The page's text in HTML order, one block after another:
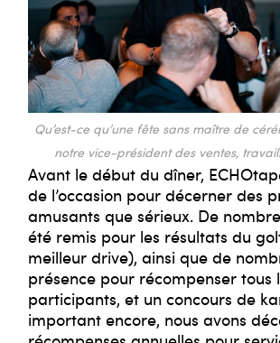
Qu’est-ce qu’une fête sans maître de
notre vice-président des ventes,
Avant le début du dîner,
de l’occasion pour décerner des
amusants que sérieux. De
été remis pour les résultats du
meilleur drive), ainsi que de
présence pour récompenser tous
participants, et un concours de
important encore, nous avons